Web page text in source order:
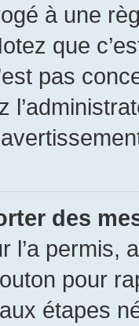
à une
que
pas
des
l’a
pour
étapes